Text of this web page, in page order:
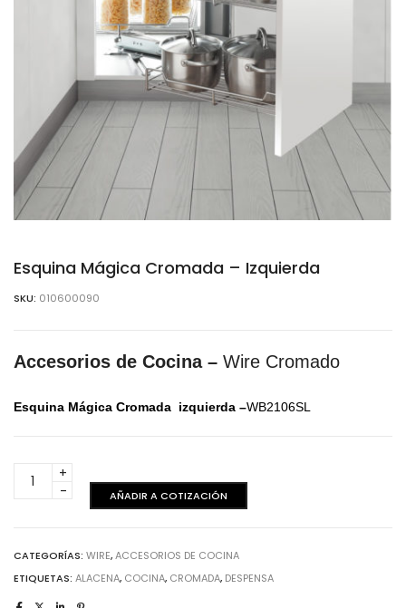
Esquina Mágica Cromada – Izquierda
SKU: 010600090
Accesorios de Cocina – Wire Cromado
Esquina Mágica Cromada izquierda –WB2106SL
Esquina
Mágica
Izquierda
AÑADIR A COTIZACIÓN
CATEGORÍAS: WIRE,ACCESORIOS DE COCINA
ETIQUETAS: ALACENA, COCINA, CROMADA, DESPENSA